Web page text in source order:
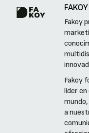
FAKOY
Fakoy
Fakoy
líder
a